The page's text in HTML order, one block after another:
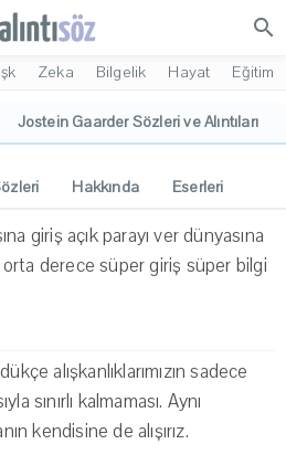
search
Zeka Bilgelik Hayat Eğitim
Jostein Gaarder Sözleri ve Alıntıları
Hakkında
Eserleri
giriş açık parayı ver dünyasına
derece süper giriş süper bilgi
alışkanlıklarımızın sadece
sınırlı kalmaması. Aynı
kendisine de alışırız.